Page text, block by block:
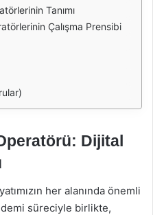
Tanımı
Çalışma Prensibi
Dijital
her alanında önemli
süreciyle birlikte,